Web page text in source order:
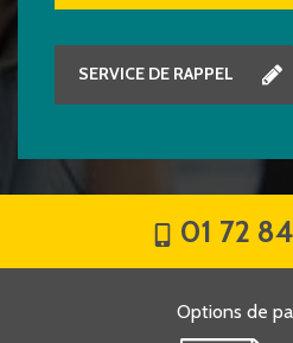
SERVICE DE RAPPEL
01 72
Options de